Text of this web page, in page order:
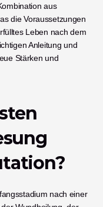
aus
die Voraussetzungen
Leben nach dem
Anleitung und
Stärken und
nach einer